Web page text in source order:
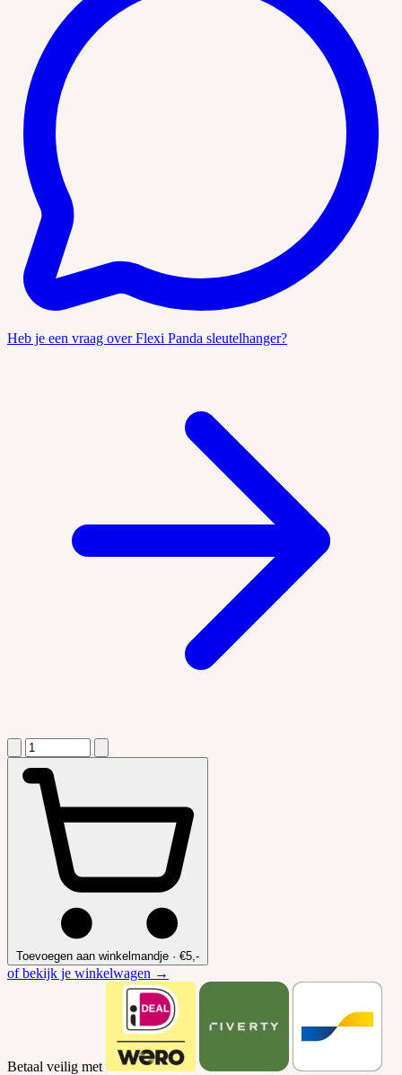
Heb je een vraag over Flexi Panda sleutelhanger?
Toevoegen aan winkelmandje · €5,-
of bekijk je winkelwagen →
Betaal veilig met